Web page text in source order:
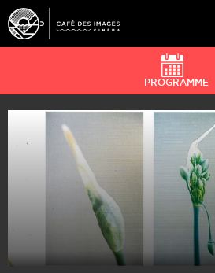
À
CAFÉ DU
PRATIQUE
ÉDUCATION AUX
PROGRAMME